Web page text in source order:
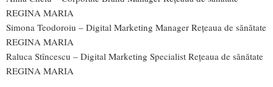
REGINA MARIA
Simona Teodoroiu – Digital Marketing Manager Rețeaua de sănătate
REGINA MARIA
Raluca Stîncescu – Digital Marketing Specialist Rețeaua de sănătate
REGINA MARIA